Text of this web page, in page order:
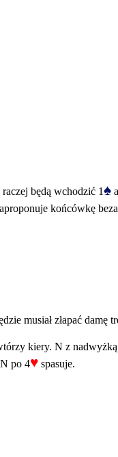
będą wchodzić 1♠
końcówkę
musiał złapać
kiery. N z
po 4♥ spasuje.